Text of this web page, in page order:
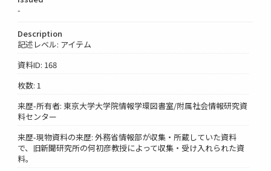
-
Description
記述レベル: アイテム
資料ID: 168
枚数: 1
来歴-所有者: 東京大学大学院情報学環図書室/附属社会情報研究資
料センター
来歴-現物資料の来歴: 外務省情報部が収集・所蔵していた資料
で、旧新聞研究所の何初彦教授によって収集・受け入れられた資
料。